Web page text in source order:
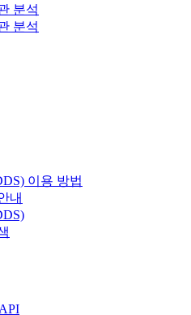
분석
분석
이용 방법
내